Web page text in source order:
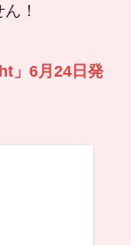
！
」6月24日発